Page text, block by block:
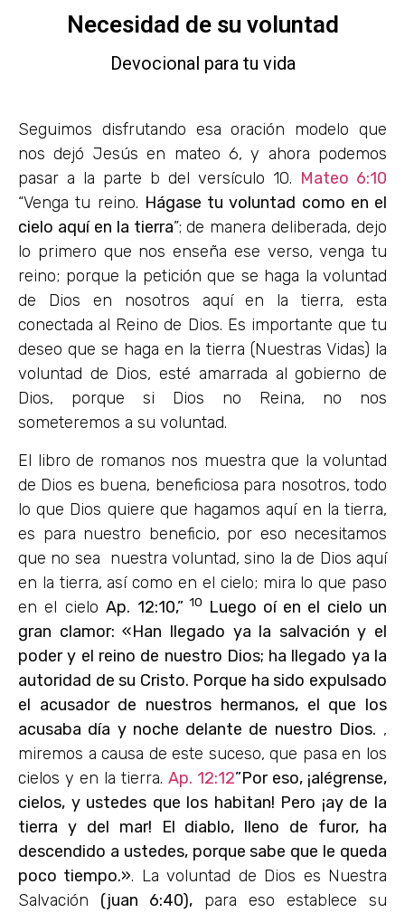
Necesidad de su voluntad
Devocional para tu vida
Seguimos disfrutando esa oración modelo que
nos dejó Jesús en mateo 6, y ahora podemos
pasar a la parte b del versículo 10. Mateo 6:10
“Venga tu reino. Hágase tu voluntad como en el
cielo aquí en la tierra”; de manera deliberada, dejo
lo primero que nos enseña ese verso, venga tu
reino; porque la petición que se haga la voluntad
de Dios en nosotros aquí en la tierra, esta
conectada al Reino de Dios. Es importante que tu
deseo que se haga en la tierra (Nuestras Vidas) la
voluntad de Dios, esté amarrada al gobierno de
Dios, porque si Dios no Reina, no nos
someteremos a su voluntad.
El libro de romanos nos muestra que la voluntad
de Dios es buena, beneficiosa para nosotros, todo
lo que Dios quiere que hagamos aquí en la tierra,
es para nuestro beneficio, por eso necesitamos
que no sea nuestra voluntad, sino la de Dios aquí
en la tierra, así como en el cielo; mira lo que paso
en el cielo Ap. 12:10,” 10
Luego oí en el cielo un
gran clamor: «Han llegado ya la salvación y el
poder y el reino de nuestro Dios; ha llegado ya la
autoridad de su Cristo. Porque ha sido expulsado
el acusador de nuestros hermanos, el que los
acusaba día y noche delante de nuestro Dios. ,
miremos a causa de este suceso, que pasa en los
cielos y en la tierra. Ap. 12:12”Por eso, ¡alégrense,
cielos, y ustedes que los habitan! Pero ¡ay de la
tierra y del mar! El diablo, lleno de furor, ha
descendido a ustedes, porque sabe que le queda
poco tiempo.». La voluntad de Dios es Nuestra
Salvación (juan 6:40), para eso establece su